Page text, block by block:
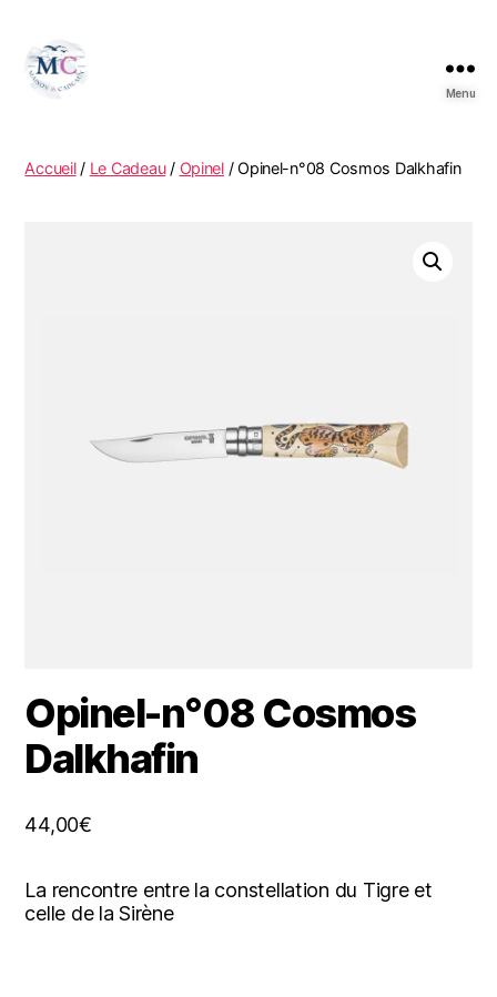
Menu
Accueil/ Le Cadeau/ Opinel/ Opinel-n°08 Cosmos Dalkhafin
Opinel-n°08 Cosmos
Dalkhafin
44,00€
La rencontre entre la constellation du Tigre et
celle de la Sirène